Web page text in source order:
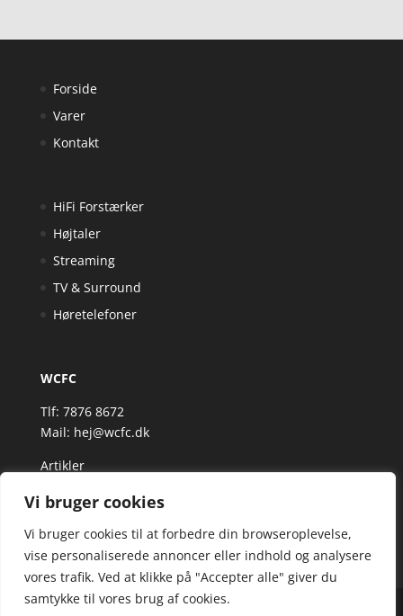
Vi bruger cookies
Vi bruger cookies til at forbedre din browseroplevelse,
vise personaliserede annoncer eller indhold og analysere
vores trafik. Ved at klikke på "Accepter alle" giver du
samtykke til vores brug af cookies.
Forside
Varer
Kontakt
HiFi Forstærker
Højtaler
Streaming
TV & Surround
Høretelefoner
WCFC
Tlf: 7876 8672
Mail: hej@wcfc.dk
Artikler